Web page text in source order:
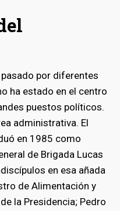
por diferentes
ha estado en el centro
puestos políticos.
administrativa. El
en 1985 como
de Brigada Lucas
en esa añada
de Alimentación y
la Presidencia; Pedro